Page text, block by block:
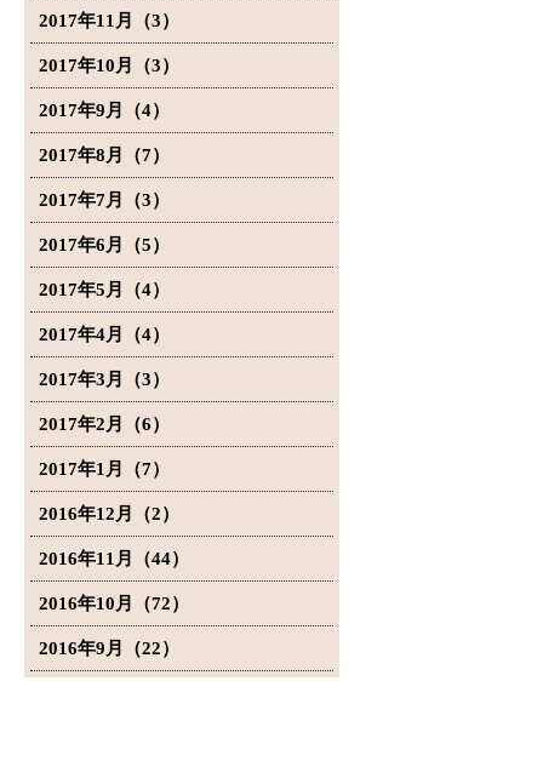
2017年11月（3）
2017年10月（3）
2017年9月（4）
2017年8月（7）
2017年7月（3）
2017年6月（5）
2017年5月（4）
2017年4月（4）
2017年3月（3）
2017年2月（6）
2017年1月（7）
2016年12月（2）
2016年11月（44）
2016年10月（72）
2016年9月（22）